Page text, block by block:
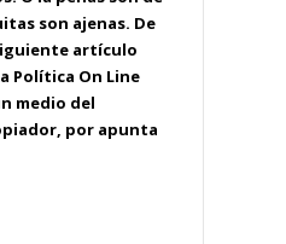
son ajenas. De
artículo
Política On Line
medio del
por apunta